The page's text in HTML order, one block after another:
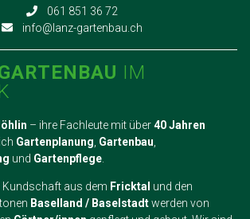
061 851 36 72
info@lanz-gartenbau.ch
IM
– ihre Fachleute mit über40 Jahren
Gartenplanung Gartenbau
und Gartenpflege
Kundschaft aus dem Fricktal und den
Baselland / Baselstadtwerden von